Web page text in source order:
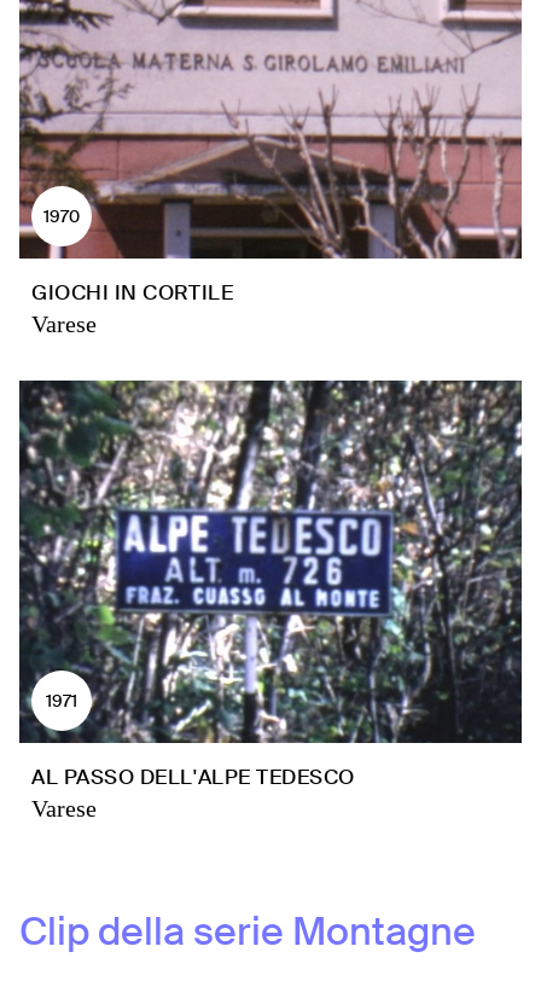
1970
GIOCHI IN CORTILE
Varese
1971
AL PASSO DELL'ALPE TEDESCO
Varese
Clip della serie Montagne